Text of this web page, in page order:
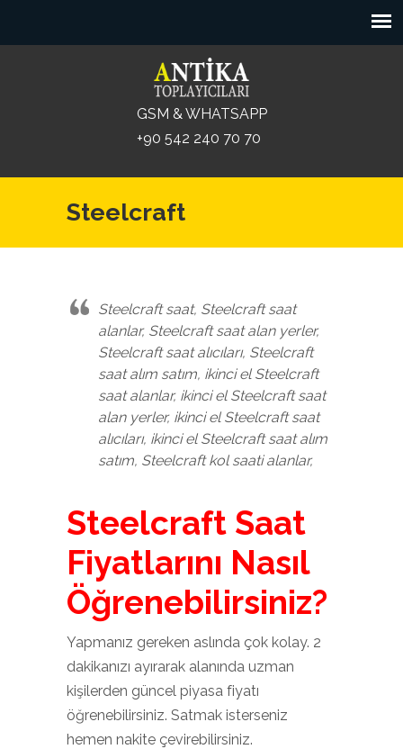
GSM & WHATSAPP
+90 542 240 70 70
Steelcraft
Steelcraft saat, Steelcraft saat
alanlar, Steelcraft saat alan yerler,
Steelcraft saat alıcıları, Steelcraft
saat alım satım, ikinci el Steelcraft
saat alanlar, ikinci el Steelcraft saat
alan yerler, ikinci el Steelcraft saat
alıcıları, ikinci el Steelcraft saat alım
satım, Steelcraft kol saati alanlar,
Steelcraft Saat
Fiyatlarını Nasıl
Öğrenebilirsiniz?
Yapmanız gereken aslında çok kolay. 2
dakikanızı ayırarak alanında uzman
kişilerden güncel piyasa fiyatı
öğrenebilirsiniz. Satmak isterseniz
hemen nakite çevirebilirsiniz.